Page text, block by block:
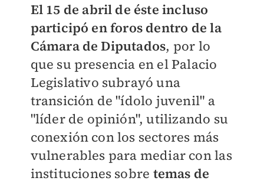
El 15 de abril de éste incluso
participó en foros dentro de la
Cámara de Diputados, por lo
que su presencia en el Palacio
Legislativo subrayó una
transición de "ídolo juvenil" a
"líder de opinión", utilizando su
conexión con los sectores más
vulnerables para mediar con las
instituciones sobre temas de